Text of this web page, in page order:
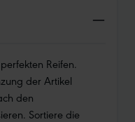
Reifen.
der Artikel
den
Sortiere die